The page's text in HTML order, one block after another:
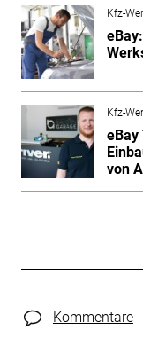
Kfz-
Kfz-
eBay
von
Kommentare